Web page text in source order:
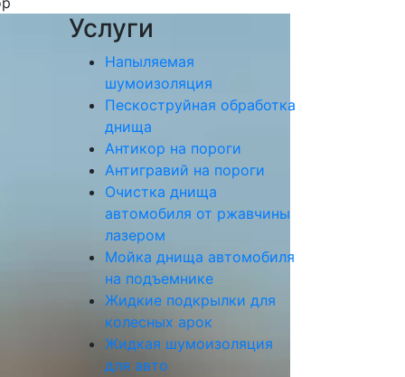
Услуги
Напыляемая
шумоизоляция
Пескоструйная обработка
днища
Антикор на пороги
Антигравий на пороги
Очистка днища
автомобиля от ржавчины
лазером
Мойка днища автомобиля
на подъемнике
Жидкие подкрылки для
колесных арок
Жидкая шумоизоляция
для авто